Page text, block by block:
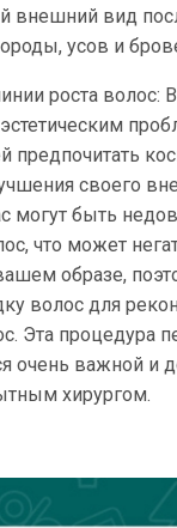
внешний вид
усов и
роста волос:
предпочитать
своего
могут быть
что может
образе,
волос для
Эта процедура
очень важной и
хирургом.